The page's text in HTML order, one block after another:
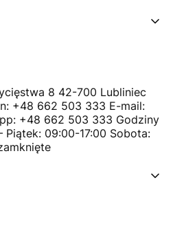
8 42-700 Lubliniec
+48 662 503 333 E-mail:
+48 662 503 333 Godziny
Piątek: 09:00-17:00 Sobota: